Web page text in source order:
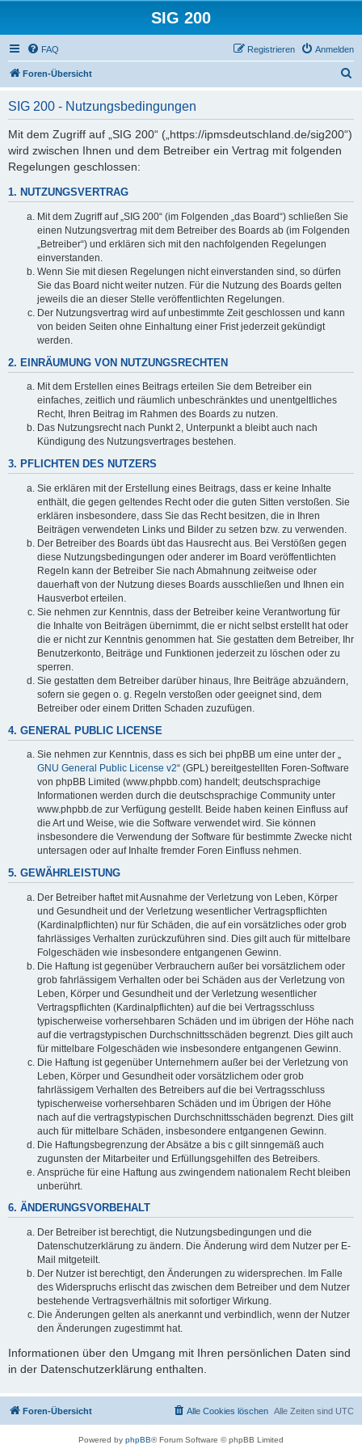
SIG 200
FAQ Anmelden
Registrieren
Foren-Übersicht
SIG 200 - Nutzungsbedingungen
Mit dem Zugriff auf „SIG 200“ („https://ipmsdeutschland.de/sig200“)
wird zwischen Ihnen und dem Betreiber ein Vertrag mit folgenden
Regelungen geschlossen:
1. NUTZUNGSVERTRAG
Mit dem Zugriff auf „SIG 200“ (im Folgenden „das Board“) schließen Sie
einen Nutzungsvertrag mit dem Betreiber des Boards ab (im Folgenden
„Betreiber“) und erklären sich mit den nachfolgenden Regelungen
einverstanden.
Wenn Sie mit diesen Regelungen nicht einverstanden sind, so dürfen
Sie das Board nicht weiter nutzen. Für die Nutzung des Boards gelten
jeweils die an dieser Stelle veröffentlichten Regelungen.
Der Nutzungsvertrag wird auf unbestimmte Zeit geschlossen und kann
von beiden Seiten ohne Einhaltung einer Frist jederzeit gekündigt
werden.
2. EINRÄUMUNG VON NUTZUNGSRECHTEN
Mit dem Erstellen eines Beitrags erteilen Sie dem Betreiber ein
einfaches, zeitlich und räumlich unbeschränktes und unentgeltliches
Recht, Ihren Beitrag im Rahmen des Boards zu nutzen.
Das Nutzungsrecht nach Punkt 2, Unterpunkt a bleibt auch nach
Kündigung des Nutzungsvertrages bestehen.
3. PFLICHTEN DES NUTZERS
Sie erklären mit der Erstellung eines Beitrags, dass er keine Inhalte
enthält, die gegen geltendes Recht oder die guten Sitten verstoßen. Sie
erklären insbesondere, dass Sie das Recht besitzen, die in Ihren
Beiträgen verwendeten Links und Bilder zu setzen bzw. zu verwenden.
Der Betreiber des Boards übt das Hausrecht aus. Bei Verstößen gegen
diese Nutzungsbedingungen oder anderer im Board veröffentlichten
Regeln kann der Betreiber Sie nach Abmahnung zeitweise oder
dauerhaft von der Nutzung dieses Boards ausschließen und Ihnen ein
Hausverbot erteilen.
Sie nehmen zur Kenntnis, dass der Betreiber keine Verantwortung für
die Inhalte von Beiträgen übernimmt, die er nicht selbst erstellt hat oder
die er nicht zur Kenntnis genommen hat. Sie gestatten dem Betreiber, Ihr
Benutzerkonto, Beiträge und Funktionen jederzeit zu löschen oder zu
sperren.
Sie gestatten dem Betreiber darüber hinaus, Ihre Beiträge abzuändern,
sofern sie gegen o. g. Regeln verstoßen oder geeignet sind, dem
Betreiber oder einem Dritten Schaden zuzufügen.
4. GENERAL PUBLIC LICENSE
Sie nehmen zur Kenntnis, dass es sich bei phpBB um eine unter der „
GNU General Public License v2“ (GPL) bereitgestellten Foren-Software
von phpBB Limited (www.phpbb.com) handelt; deutschsprachige
Informationen werden durch die deutschsprachige Community unter
www.phpbb.de zur Verfügung gestellt. Beide haben keinen Einfluss auf
die Art und Weise, wie die Software verwendet wird. Sie können
insbesondere die Verwendung der Software für bestimmte Zwecke nicht
untersagen oder auf Inhalte fremder Foren Einfluss nehmen.
5. GEWÄHRLEISTUNG
Der Betreiber haftet mit Ausnahme der Verletzung von Leben, Körper
und Gesundheit und der Verletzung wesentlicher Vertragspflichten
(Kardinalpflichten) nur für Schäden, die auf ein vorsätzliches oder grob
fahrlässiges Verhalten zurückzuführen sind. Dies gilt auch für mittelbare
Folgeschäden wie insbesondere entgangenen Gewinn.
Die Haftung ist gegenüber Verbrauchern außer bei vorsätzlichem oder
grob fahrlässigem Verhalten oder bei Schäden aus der Verletzung von
Leben, Körper und Gesundheit und der Verletzung wesentlicher
Vertragspflichten (Kardinalpflichten) auf die bei Vertragsschluss
typischerweise vorhersehbaren Schäden und im übrigen der Höhe nach
auf die vertragstypischen Durchschnittsschäden begrenzt. Dies gilt auch
für mittelbare Folgeschäden wie insbesondere entgangenen Gewinn.
Die Haftung ist gegenüber Unternehmern außer bei der Verletzung von
Leben, Körper und Gesundheit oder vorsätzlichem oder grob
fahrlässigem Verhalten des Betreibers auf die bei Vertragsschluss
typischerweise vorhersehbaren Schäden und im Übrigen der Höhe
nach auf die vertragstypischen Durchschnittsschäden begrenzt. Dies gilt
auch für mittelbare Schäden, insbesondere entgangenen Gewinn.
Die Haftungsbegrenzung der Absätze a bis c gilt sinngemäß auch
zugunsten der Mitarbeiter und Erfüllungsgehilfen des Betreibers.
Ansprüche für eine Haftung aus zwingendem nationalem Recht bleiben
unberührt.
6. ÄNDERUNGSVORBEHALT
Der Betreiber ist berechtigt, die Nutzungsbedingungen und die
Datenschutzerklärung zu ändern. Die Änderung wird dem Nutzer per E-
Mail mitgeteilt.
Der Nutzer ist berechtigt, den Änderungen zu widersprechen. Im Falle
des Widerspruchs erlischt das zwischen dem Betreiber und dem Nutzer
bestehende Vertragsverhältnis mit sofortiger Wirkung.
Die Änderungen gelten als anerkannt und verbindlich, wenn der Nutzer
den Änderungen zugestimmt hat.
Informationen über den Umgang mit Ihren persönlichen Daten sind
in der Datenschutzerklärung enthalten.
Foren-Übersicht Alle Zeiten sind UTC
Alle Cookies löschen
Powered by phpBB® Forum Software © phpBB Limited